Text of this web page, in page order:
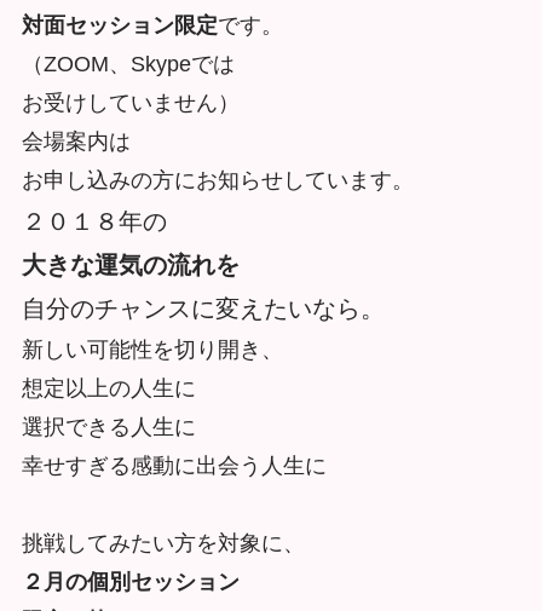
対面セッション限定です。
（ZOOM、Skypeでは
お受けしていません）
会場案内は
お申し込みの方にお知らせしています。
２０１８年の
大きな運気の流れを
自分のチャンスに変えたいなら。
新しい可能性を切り開き、
想定以上の人生に
選択できる人生に
幸せすぎる感動に出会う人生に
挑戦してみたい方を対象に、
２月の個別セッション